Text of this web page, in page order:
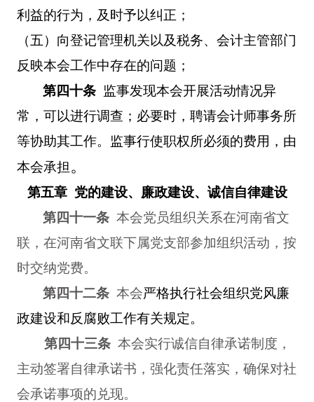
利益的行为，及时予以纠正；
（五）向登记管理机关以及税务、会计主管部门
反映本会工作中存在的问题；
第四十条 监事发现本会开展活动情况异
常，可以进行调查；必要时，聘请会计师事务所
等协助其工作。监事行使职权所必须的费用，由
本会承担。
第五章 党的建设、廉政建设、诚信自律建设
第四十一条 本会党员组织关系在河南省文
联，在河南省文联下属党支部参加组织活动，按
时交纳党费。
第四十二条 本会严格执行社会组织党风廉
政建设和反腐败工作有关规定。
第四十三条 本会实行诚信自律承诺制度，
主动签署自律承诺书，强化责任落实，确保对社
会承诺事项的兑现。